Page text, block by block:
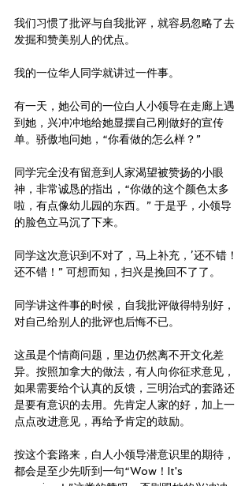
我们习惯了批评与自我批评，就容易忽略了去
发掘和赞美别人的优点。
我的一位华人同学就讲过一件事。
有一天，她公司的一位白人小领导在走廊上遇
到她，兴冲冲地给她显摆自己刚做好的宣传
单。骄傲地问她，“你看做的怎么样？”
同学完全没有留意到人家渴望被赞扬的小眼
神，非常诚恳的指出，“你做的这个颜色太多
啦，有点像幼儿园的东西。” 于是乎，小领导
的脸色立马沉了下来。
同学这次意识到不对了，马上补充，’还不错！
还不错！” 可想而知，扫兴是挽回不了了。
同学讲这件事的时候，自我批评做得特别好，
对自己给别人的批评也后悔不已。
这虽是个情商问题，里边仍然离不开文化差
异。按照加拿大的做法，有人向你征求意见，
如果需要给个认真的反馈，三明治式的套路还
是要有意识的去用。先肯定人家的好，加上一
点点改进意见，再给予肯定的鼓励。
按这个套路来，白人小领导潜意识里的期待，
都会是至少先听到一句“Wow！It's